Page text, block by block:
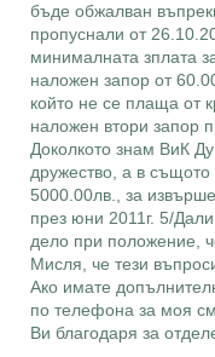
бъде обжалван
пропуснали от
минималната зплата
наложен запор от
който не се плаща от
наложен втори запор
Доколкото знам ВиК
дружество, а в
5000.00лв., за
през юни 2011г. 5/
дело при положение,
Мисля, че тези
Ако имате
по телефона за моя
Ви благодаря за